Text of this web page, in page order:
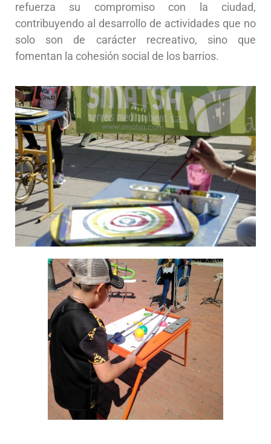
refuerza su compromiso con la ciudad,
contribuyendo al desarrollo de actividades que no
solo son de carácter recreativo, sino que
fomentan la cohesión social de los barrios.